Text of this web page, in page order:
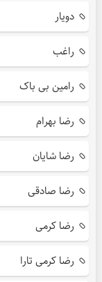
دویار
راغب
رامین بی باک
رضا بهرام
رضا شایان
رضا صادقی
رضا کرمی
رضا کرمی تارا